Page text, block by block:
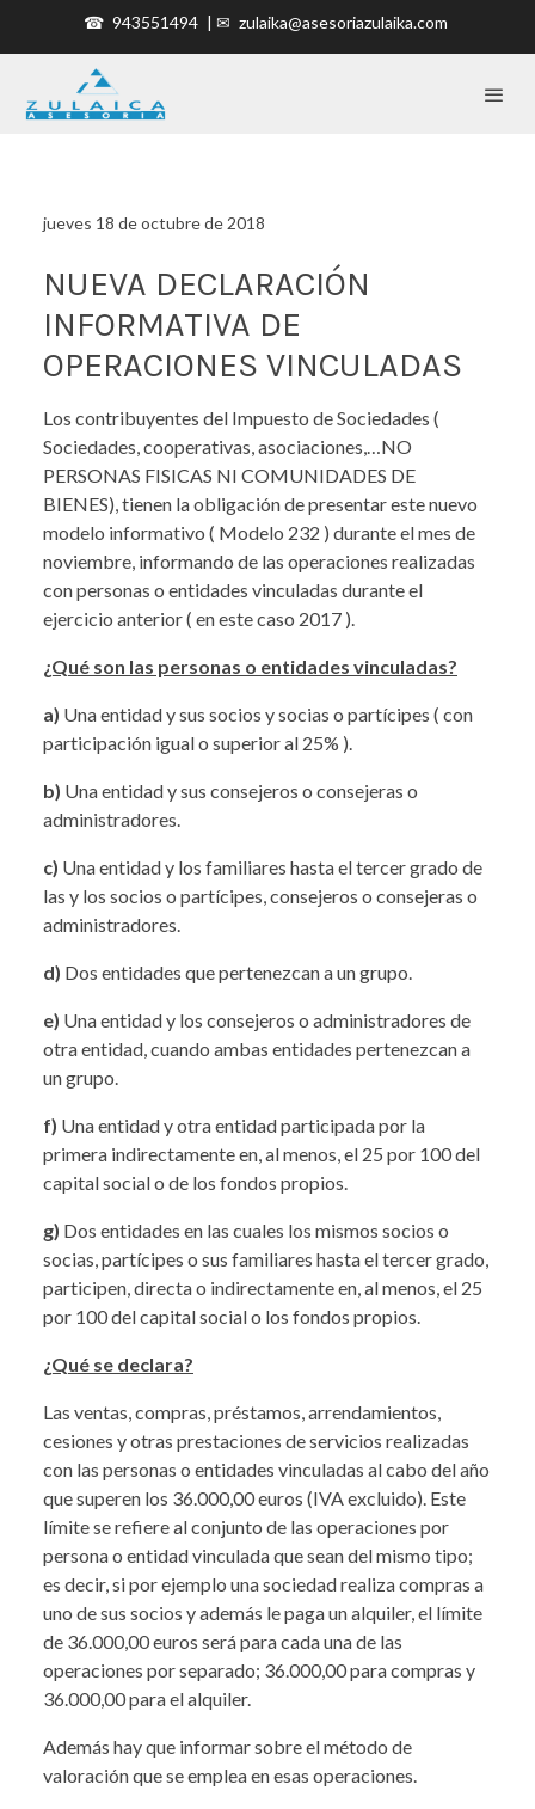
☎ 943551494 | ✉ zulaika@asesoriazulaika.com
jueves 18 de octubre de 2018
NUEVA DECLARACIÓN
INFORMATIVA DE
OPERACIONES VINCULADAS
Los contribuyentes del Impuesto de Sociedades (
Sociedades, cooperativas, asociaciones,…NO
PERSONAS FISICAS NI COMUNIDADES DE
BIENES), tienen la obligación de presentar este nuevo
modelo informativo ( Modelo 232 ) durante el mes de
noviembre, informando de las operaciones realizadas
con personas o entidades vinculadas durante el
ejercicio anterior ( en este caso 2017 ).
¿Qué son las personas o entidades vinculadas?
a) Una entidad y sus socios y socias o partícipes ( con
participación igual o superior al 25% ).
b) Una entidad y sus consejeros o consejeras o
administradores.
c) Una entidad y los familiares hasta el tercer grado de
las y los socios o partícipes, consejeros o consejeras o
administradores.
d) Dos entidades que pertenezcan a un grupo.
e) Una entidad y los consejeros o administradores de
otra entidad, cuando ambas entidades pertenezcan a
un grupo.
f) Una entidad y otra entidad participada por la
primera indirectamente en, al menos, el 25 por 100 del
capital social o de los fondos propios.
g) Dos entidades en las cuales los mismos socios o
socias, partícipes o sus familiares hasta el tercer grado,
participen, directa o indirectamente en, al menos, el 25
por 100 del capital social o los fondos propios.
¿Qué se declara?
Las ventas, compras, préstamos, arrendamientos,
cesiones y otras prestaciones de servicios realizadas
con las personas o entidades vinculadas al cabo del año
que superen los 36.000,00 euros (IVA excluido). Este
límite se refiere al conjunto de las operaciones por
persona o entidad vinculada que sean del mismo tipo;
es decir, si por ejemplo una sociedad realiza compras a
uno de sus socios y además le paga un alquiler, el límite
de 36.000,00 euros será para cada una de las
operaciones por separado; 36.000,00 para compras y
36.000,00 para el alquiler.
Además hay que informar sobre el método de
valoración que se emplea en esas operaciones.